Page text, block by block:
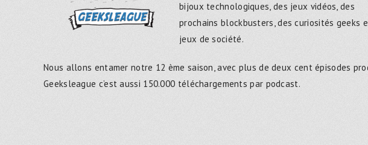
bijoux technologiques, des jeux vidéos, des
prochains blockbusters, des curiosités geeks
jeux de société.
Nous allons entamer notre 12 ème saison, avec plus de deux cent épisodes
Geeksleague c’est aussi 150.000 téléchargements par podcast.